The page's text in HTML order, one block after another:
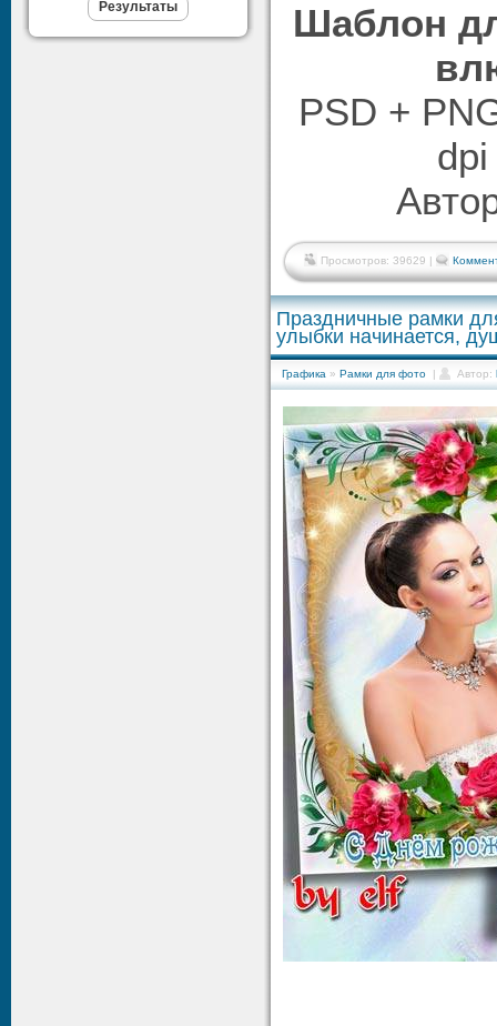
Шаблон
PSD +
Просмотров: 39629 |
Праздничные рамки
улыбки начинается,
Графика » Рамки для фото | Автор: